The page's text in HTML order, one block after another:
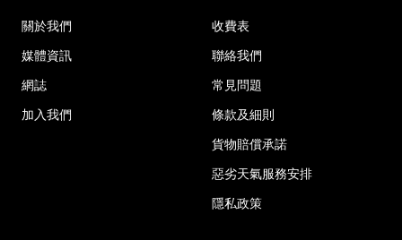
關於我們
媒體資訊
網誌
加入我們
收費表
聯絡我們
常見問題
條款及細則
貨物賠償承諾
惡劣天氣服務安排
隱私政策